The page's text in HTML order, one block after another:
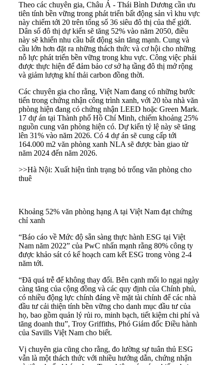
Theo các chuyên gia, Châu Á - Thái Bình Dương cần ưu
tiên tính bền vững trong phát triển bất động sản vì khu vực
này chiếm tới 20 trên tổng số 36 siêu đô thị của thế giới.
Dân số đô thị dự kiến sẽ tăng 52% vào năm 2050, điều
này sẽ khiến nhu cầu bất động sản tăng mạnh. Cung và
cầu lớn hơn đặt ra những thách thức và cơ hội cho những
nỗ lực phát triển bền vững trong khu vực. Công việc phải
được thực hiện để đảm bảo cơ sở hạ tầng đô thị mở rộng
và giảm lượng khí thải carbon đồng thời.
Các chuyên gia cho rằng, Việt Nam đang có những bước
tiến trong chứng nhận công trình xanh, với 20 tòa nhà văn
phòng hiện đang có chứng nhận LEED hoặc Green Mark.
17 dự án tại Thành phố Hồ Chí Minh, chiếm khoảng 25%
nguồn cung văn phòng hiện có. Dự kiến tỷ lệ này sẽ tăng
lên 31% vào năm 2026. Có 4 dự án sẽ cung cấp tới
164.000 m2 văn phòng xanh NLA sẽ được bàn giao từ
năm 2024 đến năm 2026.
>>Hà Nội: Xuất hiện tình trạng bỏ trống văn phòng cho
thuê
Khoảng 52% văn phòng hạng A tại Việt Nam đạt chứng
chỉ xanh
“Báo cáo về Mức độ sẵn sàng thực hành ESG tại Việt
Nam năm 2022” của PwC nhấn mạnh rằng 80% công ty
được khảo sát có kế hoạch cam kết ESG trong vòng 2-4
năm tới.
“Đã quá trễ để không thay đổi. Bên cạnh mối lo ngại ngày
càng tăng của cộng đồng và các quy định của Chính phủ,
có nhiều động lực chính đáng về mặt tài chính để các nhà
đầu tư cải thiện tính bền vững cho danh mục đầu tư của
họ, bao gồm quản lý rủi ro, minh bạch, tiết kiệm chi phí và
tăng doanh thu”, Troy Griffiths, Phó Giám đốc Điều hành
của Savills Việt Nam cho biết.
Vị chuyên gia cũng cho rằng, đo lường sự tuân thủ ESG
vẫn là một thách thức với nhiều hướng dẫn, chứng nhận